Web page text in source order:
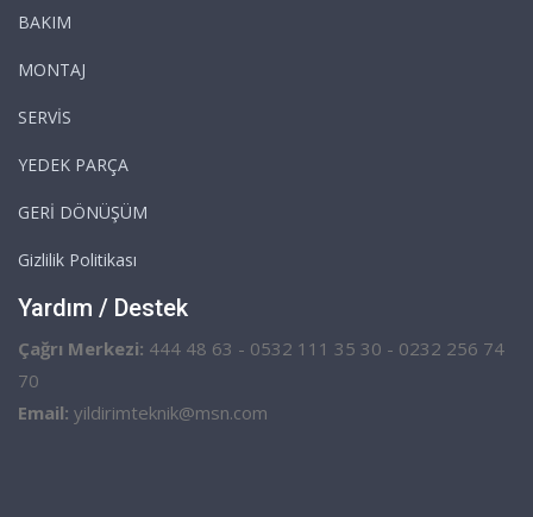
BAKIM
MONTAJ
SERVİS
YEDEK PARÇA
GERİ DÖNÜŞÜM
Gizlilik Politikası
Yardım / Destek
Çağrı Merkezi: 444 48 63 - 0532 111 35 30 - 0232 256 74
70
Email: yildirimteknik@msn.com